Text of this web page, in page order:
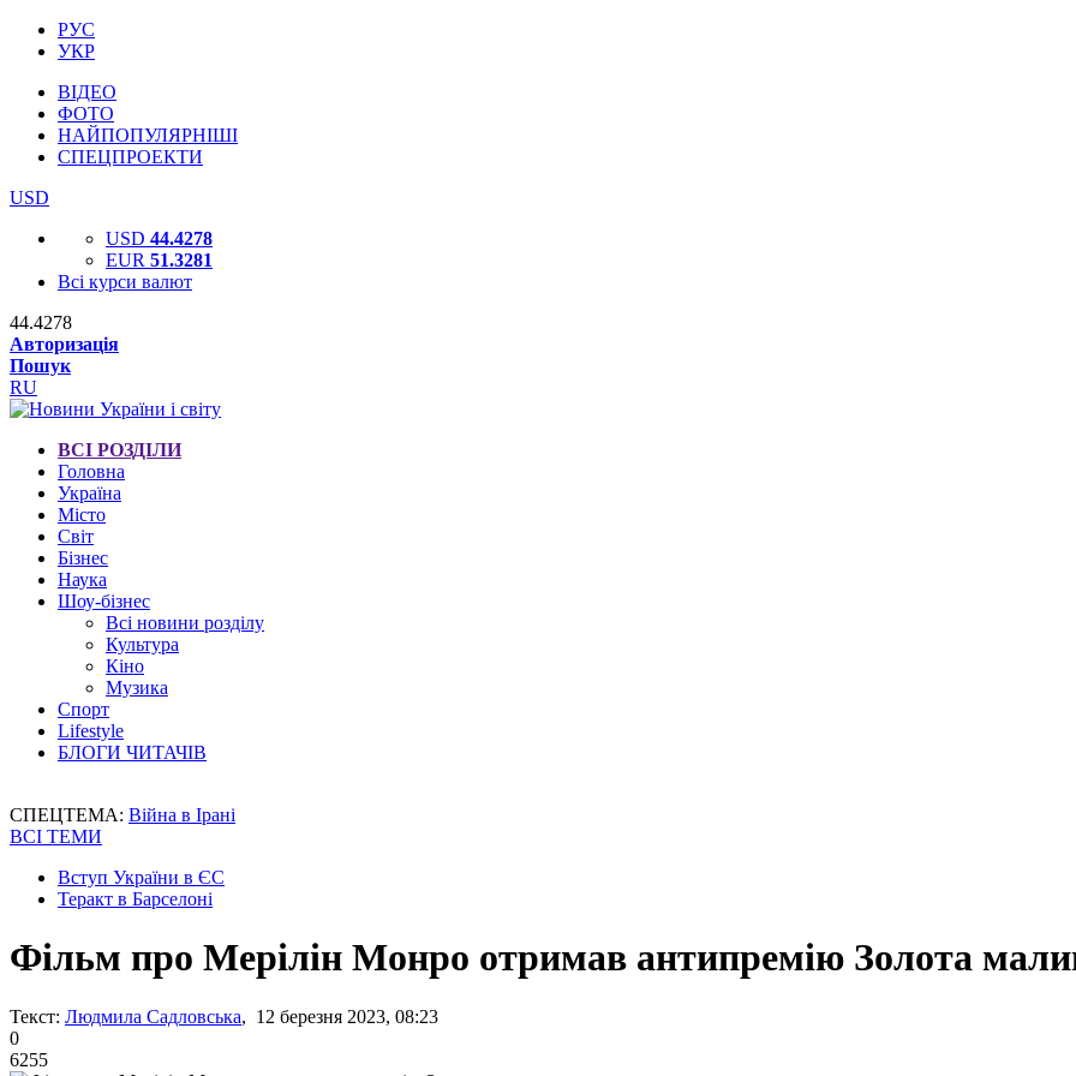
РУС
УКР
ВІДЕО
ФОТО
НАЙПОПУЛЯРНІШІ
СПЕЦПРОЕКТИ
USD
USD 44.4278
EUR 51.3281
Всі курси валют
44.4278
Авторизація
Пошук
RU
ВСІ РОЗДІЛИ
Головна
Україна
Місто
Світ
Бізнес
Наука
Шоу-бізнес
Всі новини розділу
Культура
Кіно
Музика
Спорт
Lifestyle
БЛОГИ ЧИТАЧІВ
СПЕЦТЕМА: Війна в Ірані
ВСІ ТЕМИ
Вступ України в ЄС
Теракт в Барселоні
Фільм про Мерілін Монро отримав антипремію Золота
Текст: Людмила Садловська, 12 березня 2023, 08:23
0
6255